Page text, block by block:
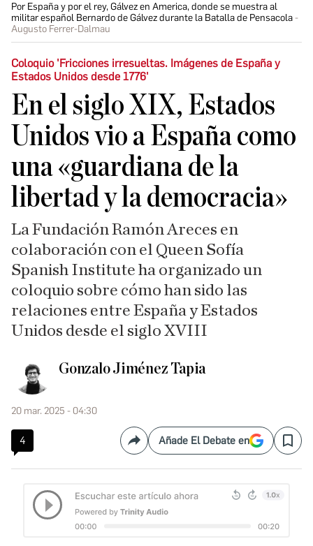
Por España y por el rey, Gálvez en America, donde se muestra al
militar español Bernardo de Gálvez durante la Batalla de Pensacola
Augusto Ferrer-Dalmau
Coloquio 'Fricciones irresueltas. Imágenes de España y
Estados Unidos desde 1776'
En el siglo XIX, Estados
Unidos vio a España como
una «guardiana de la
libertad y la democracia»
La Fundación Ramón Areces en
colaboración con el Queen Sofía
Spanish Institute ha organizado un
coloquio sobre cómo han sido las
relaciones entre España y Estados
Unidos desde el siglo XVIII
Gonzalo Jiménez Tapia
20 mar. 2025 - 04:30
4 CompartirAñade El Debate en Save